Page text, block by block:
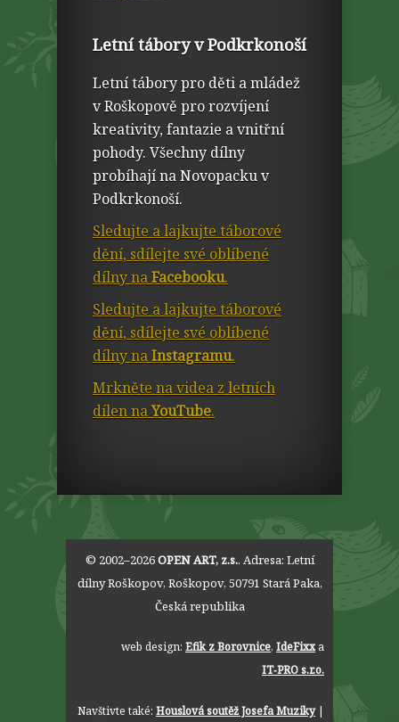
Letní tábory v Podkrkonoší
Letní tábory pro děti a mládež
v Roškopově pro rozvíjení
kreativity, fantazie a vnitřní
pohody. Všechny dílny
probíhají na Novopacku v
Podkrkonoší.
Sledujte a lajkujte táborové
dění, sdílejte své oblíbené
dílny naFacebooku.
Sledujte a lajkujte táborové
dění, sdílejte své oblíbené
dílny naInstagramu.
Mrkněte na videa z letních
dílen naYouTube.
© 2002–2026OPEN ART, z.s.. Adresa: Letní
dílny Roškopov, Roškopov, 50791 Stará Paka,
Česká republika
web design: Efik z Borovnice, IdeFixxa
IT‑PRO s.r.o.
Navštivte také: Houslová soutěž Josefa Muziky|